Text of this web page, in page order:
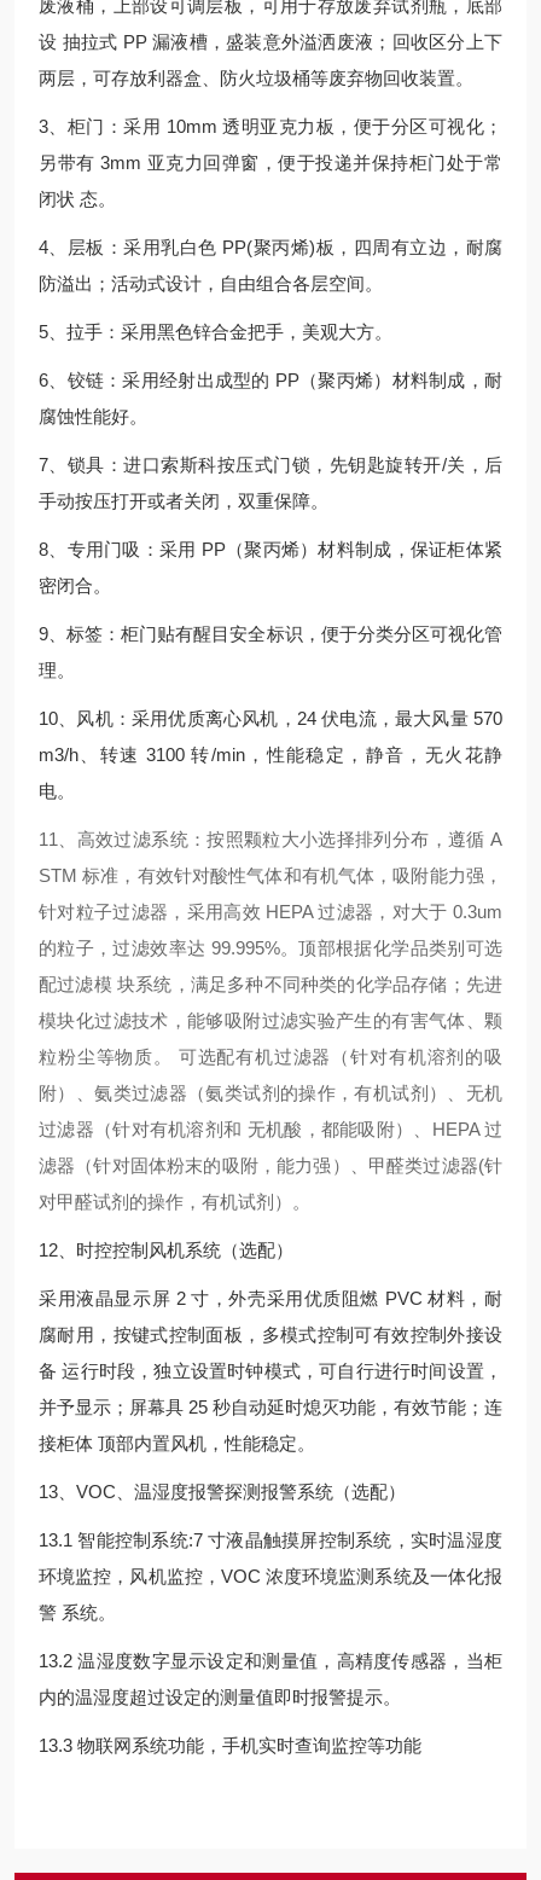
废液桶，上部设可调层板，可用于存放废弃试剂瓶，底部
设 抽拉式 PP 漏液槽，盛装意外溢洒废液；回收区分上下
两层，可存放利器盒、防火垃圾桶等废弃物回收装置。
3、柜门：采用 10mm 透明亚克力板，便于分区可视化；
另带有 3mm 亚克力回弹窗，便于投递并保持柜门处于常
闭状 态。
4、层板：采用乳白色 PP(聚丙烯)板，四周有立边，耐腐
防溢出；活动式设计，自由组合各层空间。
5、拉手：采用黑色锌合金把手，美观大方。
6、铰链：采用经射出成型的 PP（聚丙烯）材料制成，耐
腐蚀性能好。
7、锁具：进口索斯科按压式门锁，先钥匙旋转开/关，后
手动按压打开或者关闭，双重保障。
8、专用门吸：采用 PP（聚丙烯）材料制成，保证柜体紧
密闭合。
9、标签：柜门贴有醒目安全标识，便于分类分区可视化管
理。
10、风机：采用优质离心风机，24 伏电流，最大风量 570
m3/h、转速 3100 转/min，性能稳定，静音，无火花静
电。
11、高效过滤系统：按照颗粒大小选择排列分布，遵循 A
STM 标准，有效针对酸性气体和有机气体，吸附能力强，
针对粒子过滤器，采用高效 HEPA 过滤器，对大于 0.3um
的粒子，过滤效率达 99.995%。顶部根据化学品类别可选
配过滤模 块系统，满足多种不同种类的化学品存储；先进
模块化过滤技术， 能够吸附过滤实验产生的有害气体、颗
粒粉尘等物质。 可选配有机过滤器（针对有机溶剂的吸
附）、氨类过滤器（氨类试剂的操作，有机试剂）、无机
过滤器（针对有机溶剂和 无机酸，都能吸附）、HEPA 过
滤器（针对固体粉末的吸附，能力强）、甲醛类过滤器(针
对甲醛试剂的操作，有机试剂）。
12、时控控制风机系统（选配）
采用液晶显示屏 2 寸，外壳采用优质阻燃 PVC 材料，耐
腐耐用，按键式控制面板，多模式控制可有效控制外接设
备 运行时段，独立设置时钟模式，可自行进行时间设置，
并予显示；屏幕具 25 秒自动延时熄灭功能，有效节能；连
接柜体 顶部内置风机，性能稳定。
13、VOC、温湿度报警探测报警系统（选配）
13.1 智能控制系统:7 寸液晶触摸屏控制系统，实时温湿度
环境监控，风机监控，VOC 浓度环境监测系统及一体化报
警 系统。
13.2 温湿度数字显示设定和测量值，高精度传感器，当柜
内的温湿度超过设定的测量值即时报警提示。
13.3 物联网系统功能，手机实时查询监控等功能